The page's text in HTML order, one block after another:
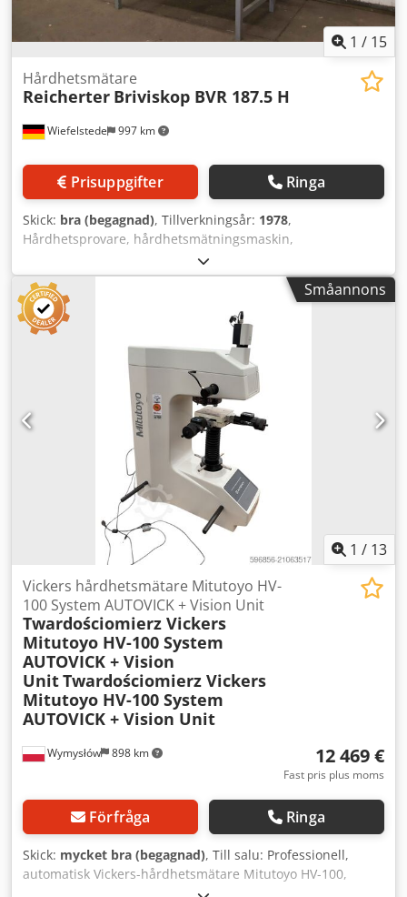
1 / 15
Wiefelstede 997 km
Hårdhetsmätare
Reicherter Briviskop BVR 187.5 H
Prisuppgifter Ringa
Skick: bra (begagnad), Tillverkningsår: 1978,
Hårdhetsprovare, hårdhetsmätningsmaskin,
hårdhetstestare, hårdhetstestutrustning, universal
hårdhetsprovningsmaskin -Tillverkare: Reicherter,
hårdhetsprovare enligt Brinell/Vickers och Rockwell på
robust underrede -Typ: Briviskop BVR 187.5 H -Utligg: 250
mm -Prövhöjd: 280 mm -Tillbehör: se bilder -Totala mått:
1200/700/H1730 mm Crjdpfx Aiju Ha U Tstsf -Vikt: 256 kg
Småannons
1 / 13
Wymysłów 898 km
Vickers hårdhetsmätare Mitutoyo HV-
100 System AUTOVICK + Vision Unit
Twardościomierz Vickers
Mitutoyo HV-100 System
AUTOVICK + Vision
UnitTwardościomierz Vickers
Mitutoyo HV-100 System
AUTOVICK + Vision Unit
12 469 €
Fast pris plus moms
Förfråga Ringa
Skick: mycket bra (begagnad), Till salu: Professionell,
automatisk Vickers-hårdhetsmätare Mitutoyo HV-100,
tillverkad i Japan, i mycket gott tekniskt och visuellt skick.